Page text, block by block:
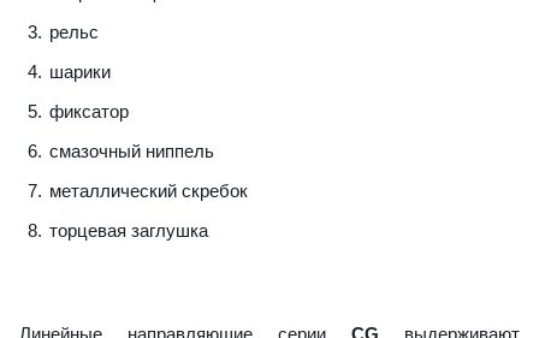
рельс
шарики
фиксатор
смазочный ниппель
металлический скребок
торцевая заглушка
Линейные направляющие серии CG выдерживают